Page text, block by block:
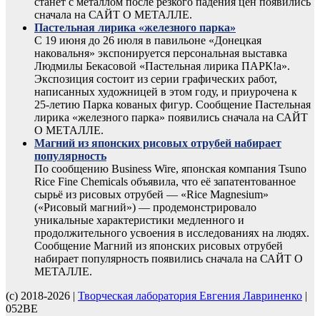
сначала на САЙТ О МЕТАЛЛЕ.
Пастельная лирика «железного парка»
С 19 июня до 26 июля в павильоне «Донецкая
наковальня» экспонируется персональная выставка
Людмилы Бекасовой «Пастельная лирика ПАРК!а».
Экспозиция состоит из серии графических работ,
написанных художницей в этом году, и приурочена к
25-летию Парка кованых фигур. Сообщение Пастельная
лирика «железного парка» появились сначала на САЙТ
О МЕТАЛЛЕ.
Магний из японских рисовых отрубей набирает
популярность
По сообщению Business Wire, японская компания Tsuno
Rice Fine Chemicals объявила, что её запатентованное
сырьё из рисовых отрубей — «Rice Magnesium»
(«Рисовый магний») — продемонстрировало
уникальные характеристики медленного и
продолжительного усвоения в исследованиях на людях.
Сообщение Магний из японских рисовых отрубей
набирает популярность появились сначала на САЙТ О
МЕТАЛЛЕ.
(с) 2018-2026 | Творческая лаборатория Евгения Лавриненко |
052BE